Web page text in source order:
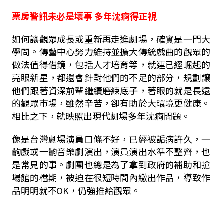
票房警訊未必是壞事 多年沈痾得正視
如何讓觀眾成長或重新再走進劇場，確實是一門大
學問。傳藝中心努力維持並擴大傳統戲曲的觀眾的
做法值得借鏡，包括人才培育等，就連已經崛起的
亮眼新星，都還會針對他們的不足的部分，規劃讓
他們跟著資深前輩繼續磨練底子，著眼的就是長遠
的觀眾市場，雖然辛苦，卻有助於大環境更健康。
相比之下，就映照出現代劇場多年沈痾問題。
像是台灣劇場演員口條不好，已經被詬病許久，一
齣戲或一齣音樂劇演出，演員演出水準不整齊，也
是常見的事。劇團也總是為了拿到政府的補助和搶
場館的檔期，被迫在很短時間內繳出作品，導致作
品明明就不OK，仍強推給觀眾。